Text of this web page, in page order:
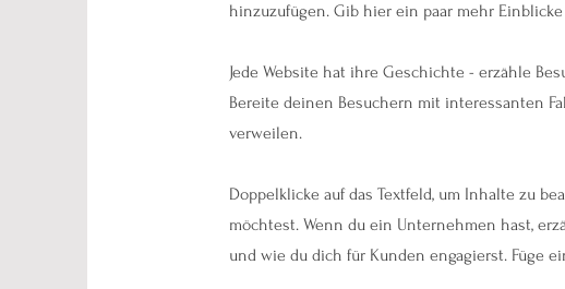
hinzuzufügen. Gib hier ein paar mehr
Jede Website hat ihre Geschichte - erzähle
Bereite deinen Besuchern mit interessanten
verweilen.
Doppelklicke auf das Textfeld, um Inhalte zu
möchtest. Wenn du ein Unternehmen hast,
und wie du dich für Kunden engagierst. Füge